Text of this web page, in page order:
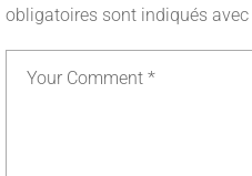
obligatoires sont indiqués avec